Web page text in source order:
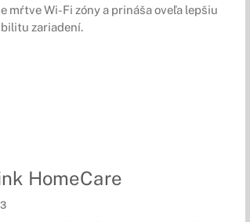
mŕtve Wi-Fi zóny a prináša oveľa lepšiu
zariadení.
HomeCare